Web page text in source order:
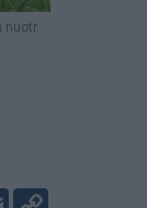
nuotr.
Email